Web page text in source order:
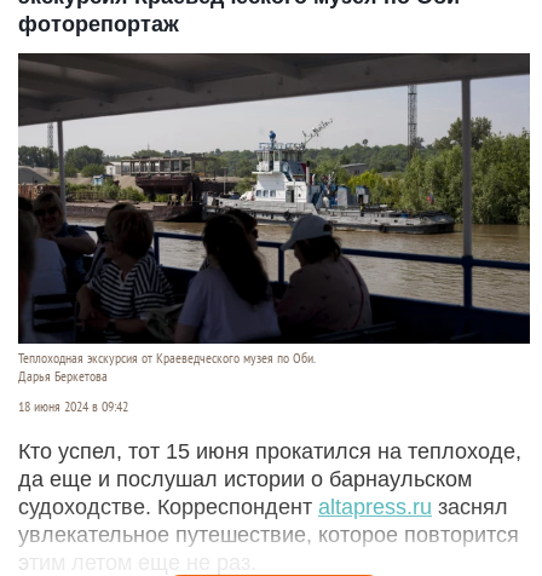
фоторепортаж
Теплоходная экскурсия от Краеведческого музея по Оби.
Дарья Беркетова
18 июня 2024 в 09:42
Кто успел, тот 15 июня прокатился на теплоходе,
да еще и послушал истории о барнаульском
судоходстве. Корреспондент altapress.ru заснял
увлекательное путешествие, которое повторится
этим летом еще не раз.